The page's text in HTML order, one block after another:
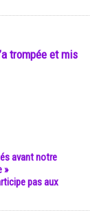
trompée et mis
avant notre
»
pas aux